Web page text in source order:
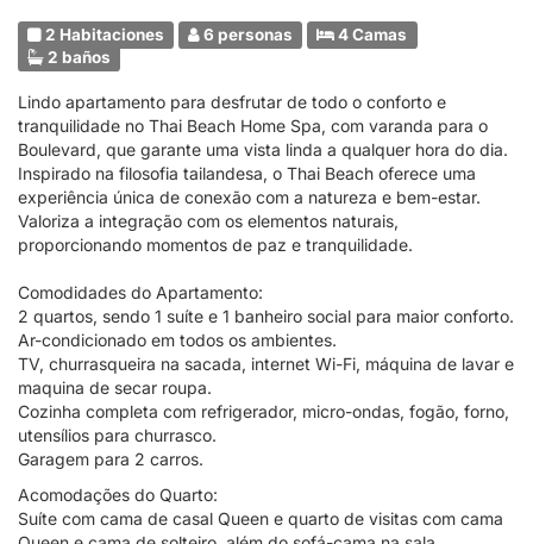
2 Habitaciones 6 personas
4 Camas
2 baños
Lindo apartamento para desfrutar de todo o conforto e
tranquilidade no Thai Beach Home Spa, com varanda para o
Boulevard, que garante uma vista linda a qualquer hora do dia.
Inspirado na filosofia tailandesa, o Thai Beach oferece uma
experiência única de conexão com a natureza e bem-estar.
Valoriza a integração com os elementos naturais,
proporcionando momentos de paz e tranquilidade.
Comodidades do Apartamento:
2 quartos, sendo 1 suíte e 1 banheiro social para maior conforto.
Ar-condicionado em todos os ambientes.
TV, churrasqueira na sacada, internet Wi-Fi, máquina de lavar e
maquina de secar roupa.
Cozinha completa com refrigerador, micro-ondas, fogão, forno,
utensílios para churrasco.
Garagem para 2 carros.
Acomodações do Quarto:
Suíte com cama de casal Queen e quarto de visitas com cama